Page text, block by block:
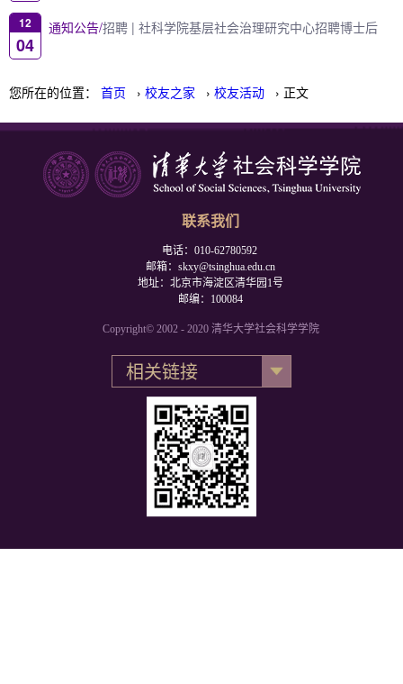
您所在的位置： 首页 › 校友之家 › 校友活动 › 正文
12
04
通知公告/招聘 | 社科学院基层社会治理研究中心招聘博士后
联系我们
电话：010-62780592
邮箱：skxy@tsinghua.edu.cn
地址：北京市海淀区清华园1号
邮编：100084
Copyright© 2002 - 2020 清华大学社会科学学院